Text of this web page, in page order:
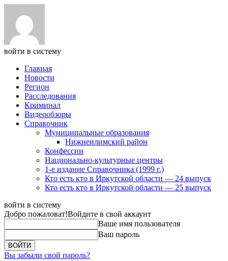
войти в систему
Главная
Новости
Регион
Расследования
Криминал
Видеообзоры
Справочник
Муниципальные образования
Нижнеилимский район
Конфессии
Национально-культурные центры
1-е издание Справочника (1999 г.)
Кто есть кто в Иркутской области — 24 выпуск
Кто есть кто в Иркутской области — 25 выпуск
войти в систему
Добро пожаловат!Войдите в свой аккаунт
Ваше имя пользователя
Ваш пароль
Вы забыли свой пароль?